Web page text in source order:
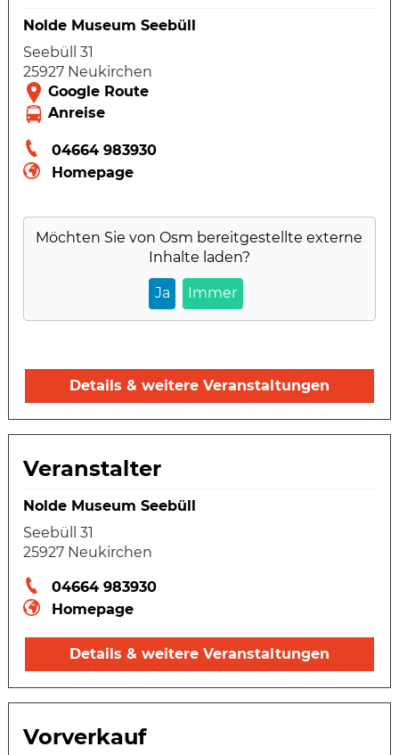
Nolde Museum Seebüll
Seebüll 31
25927 Neukirchen
04664 983930
Homepage
Möchten Sie vonOsm bereitgestellte externe
Inhalte laden?
Ja Immer
Details & weitere Veranstaltungen
Veranstalter
Nolde Museum Seebüll
Seebüll 31
25927 Neukirchen
04664 983930
Homepage
Details & weitere Veranstaltungen
Vorverkauf